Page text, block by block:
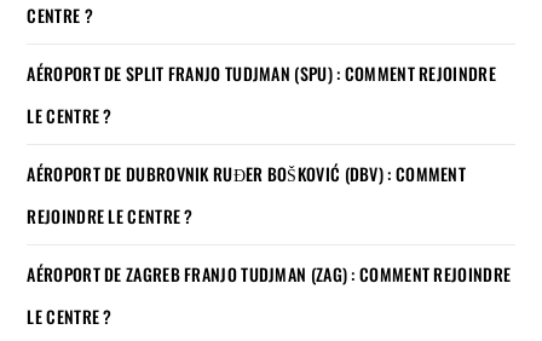
CENTRE ?
AÉROPORT DE SPLIT FRANJO TUDJMAN (SPU) : COMMENT REJOINDRE
LE CENTRE ?
AÉROPORT DE DUBROVNIK RUĐER BOŠKOVIĆ (DBV) : COMMENT
REJOINDRE LE CENTRE ?
AÉROPORT DE ZAGREB FRANJO TUDJMAN (ZAG) : COMMENT REJOINDRE
LE CENTRE ?